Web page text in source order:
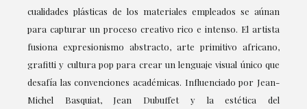
cualidades plásticas de los materiales empleados se aúnan
para capturar un proceso creativo rico e intenso. El artista
fusiona expresionismo abstracto, arte primitivo africano,
grafitti y cultura pop para crear un lenguaje visual único que
desafía las convenciones académicas. Influenciado por Jean-
Michel Basquiat, Jean Dubuffet y la estética del